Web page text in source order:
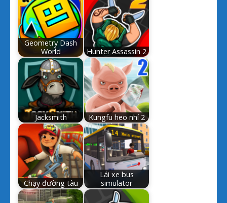
Geometry Dash
World
Hunter Assassin 2
Jacksmith Kungfu heo nhí 2
Chạy đường tàu
Lái xe bus
simulator